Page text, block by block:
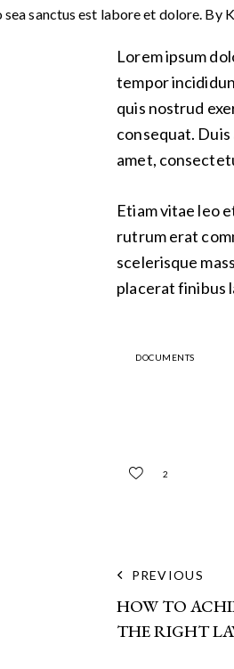
sanctus est labore et dolore. By
Lorem ipsum
tempor
quis nostrud
consequat.
amet,
Etiam vitae leo
rutrum erat
scelerisque
placerat finibus
DOCUMENTS
2
POST
PREVIOUS
HOW TO
THE RIGHT